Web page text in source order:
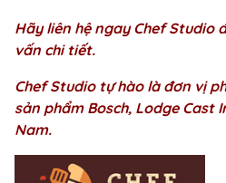
Hãy liên hệ ngay Chef Studio
vấn chi tiết.
Chef Studio tự hào là đơn vị
sản phẩm Bosch, Lodge Cast
Nam.